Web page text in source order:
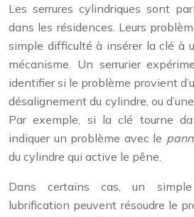
Les serrures cylindriques sont
dans les résidences. Leurs
simple difficulté à insérer la clé à
mécanisme. Un serrurier
identifier si le problème provient
désalignement du cylindre, ou
Par exemple, si la clé tourne
indiquer un problème avec le
du cylindre qui active le pêne.
Dans certains cas, un
lubrification peuvent résoudre le